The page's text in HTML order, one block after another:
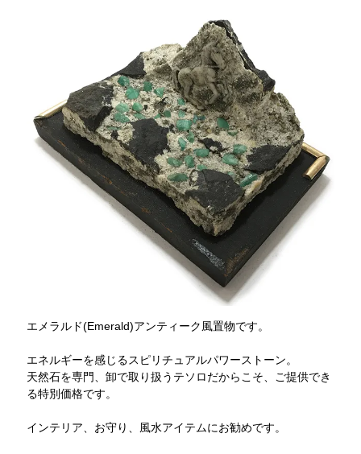
エメラルド(Emerald)アンティーク風置物です。
エネルギーを感じるスピリチュアルパワーストーン。
天然石を専門、卸で取り扱うテソロだからこそ、ご提供でき
る特別価格です。
インテリア、お守り、風水アイテムにお勧めです。